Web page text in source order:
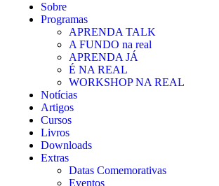
Sobre
Programas
APRENDA TALK
A FUNDO na real
APRENDA JÁ
É NA REAL
WORKSHOP NA REAL
Notícias
Artigos
Cursos
Livros
Downloads
Extras
Datas Comemorativas
Eventos